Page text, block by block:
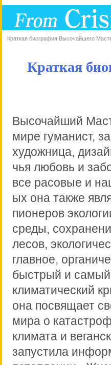
Краткая биография Высочайшего
Краткая
Высочайший
мире гуманист,
художница,
чья любовь и
все расовые и
ых она также
пионеров
среды,
лесов,
главное,
быстрый и
климатический
она посвящает
мира о
климата и
запустила